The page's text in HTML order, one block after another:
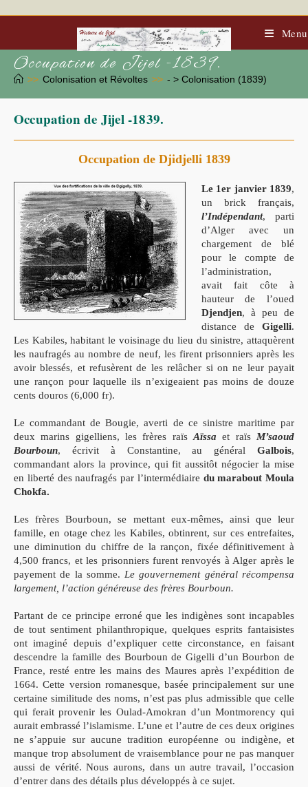
to
Menu
Occupation de Jijel -1839.
>> Colonisation et Révoltes >> - > Colonisation (1839)
Occupation de Jijel -1839.
Occupation de Djidjelli 1839
Le 1er janvier 1839,
un brick français,
l’Indépendant, parti
d’Alger avec un
chargement de blé
pour le compte de
l’administration,
avait fait côte à
hauteur de l’oued
Djendjen, à peu de
distance de Gigelli.
Les Kabiles, habitant le voisinage du lieu du sinistre, attaquèrent
les naufragés au nombre de neuf, les firent prisonniers après les
avoir blessés, et refusèrent de les relâcher si on ne leur payait
une rançon pour laquelle ils n’exigeaient pas moins de douze
cents douros (6,000 fr).
Le commandant de Bougie, averti de ce sinistre maritime par
deux marins gigelliens, les frères raïs Aïssa et raïs M’saoud
Bourboun, écrivit à Constantine, au général Galbois,
commandant alors la province, qui fit aussitôt négocier la mise
en liberté des naufragés par l’intermédiaire du marabout Moula
Chokfa.
Les frères Bourboun, se mettant eux-mêmes, ainsi que leur
famille, en otage chez les Kabiles, obtinrent, sur ces entrefaites,
une diminution du chiffre de la rançon, fixée définitivement à
4,500 francs, et les prisonniers furent renvoyés à Alger après le
payement de la somme. Le gouvernement général récompensa
largement, l’action généreuse des frères Bourboun.
Partant de ce principe erroné que les indigènes sont incapables
de tout sentiment philanthropique, quelques esprits fantaisistes
ont imaginé depuis d’expliquer cette circonstance, en faisant
descendre la famille des Bourboun de Gigelli d’un Bourbon de
France, resté entre les mains des Maures après l’expédition de
1664. Cette version romanesque, basée principalement sur une
certaine similitude des noms, n’est pas plus admissible que celle
qui ferait provenir les Oulad-Amokran d’un Montmorency qui
aurait embrassé l’islamisme. L’une et l’autre de ces deux origines
ne s’appuie sur aucune tradition européenne ou indigène, et
manque trop absolument de vraisemblance pour ne pas manquer
aussi de vérité. Nous aurons, dans un autre travail, l’occasion
d’entrer dans des détails plus développés à ce sujet.